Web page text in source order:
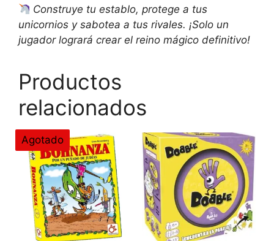
Construye tu establo, protege a tus
unicornios y sabotea a tus rivales. ¡Solo un
jugador logrará crear el reino mágico definitivo!
Productos
relacionados
Agotado